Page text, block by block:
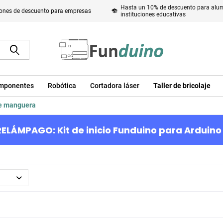
de descuento para empresas
Hasta un 10% de descuento para
instituciones educativas
Robótica Cortadora láser Taller de bricolaje
manguera
Kit de inicio Funduino para